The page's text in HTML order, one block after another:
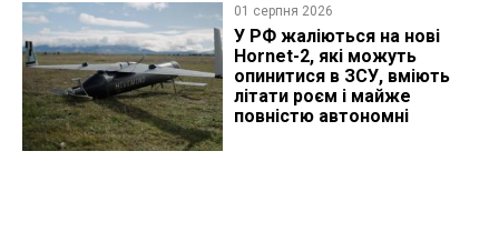
01 серпня 2026
У РФ жаліються на нові
Hornet-2, які можуть
опинитися в ЗСУ, вміють
літати роєм і майже
повністю автономні